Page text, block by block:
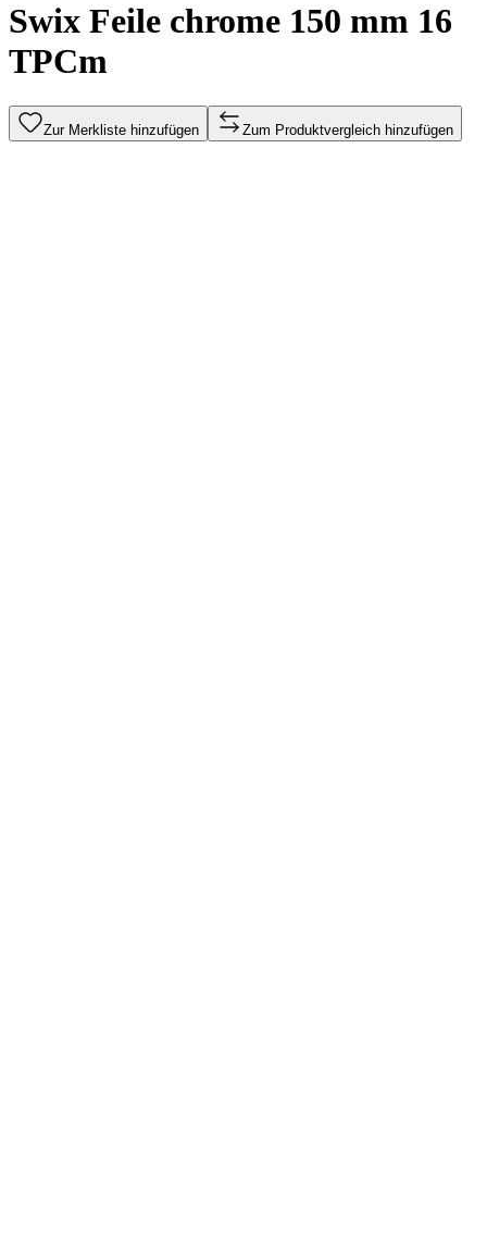
Swix Feile chrome 150 mm 16
TPCm
Zur Merkliste hinzufügen Zum Produktvergleich hinzufügen